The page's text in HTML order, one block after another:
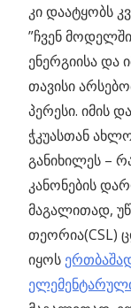
კი დაატყობს
”ჩვენ
ენერგიისა და
თავისი
პერესი. იმის
ჭკუასთან
განიხილეს –
კანონების
მაგალითად,
თეორია(CSL)
იყოს